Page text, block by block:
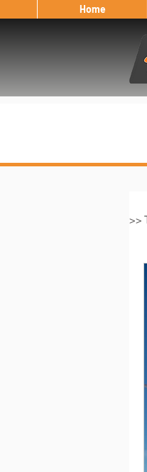
Home
>>